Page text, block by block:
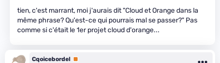
tien, c'est marrant, moi j'aurais dit "Cloud et Orange dans la
même phrase? Qu'est-ce qui pourrais mal se passer?" Pas
comme si c'était le 1er projet cloud d'orange...
Cqoicebordel Premium